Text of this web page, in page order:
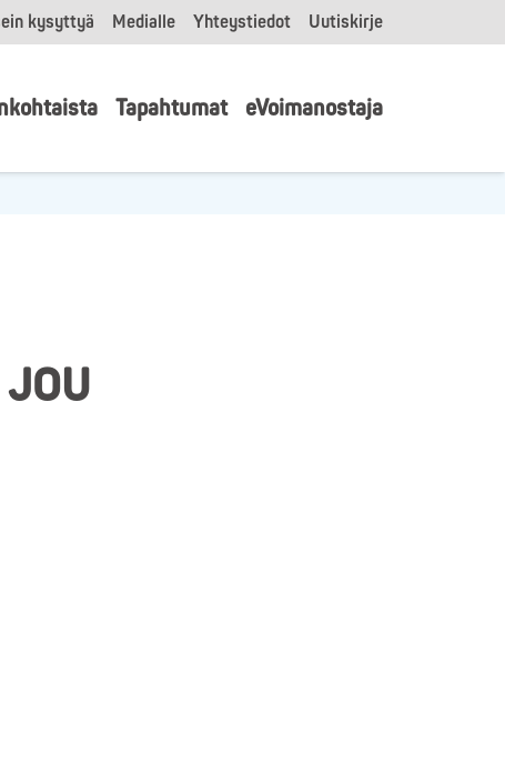
kysyttyä Medialle Yhteystiedot Uutiskirje
Tapahtumat eVoimanostaja